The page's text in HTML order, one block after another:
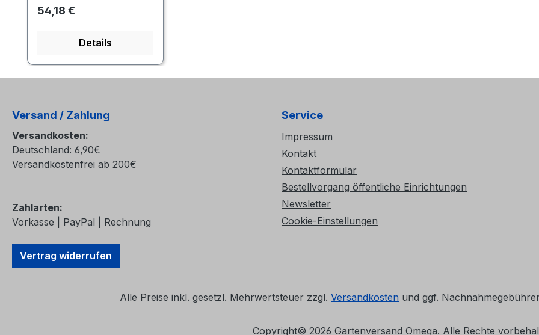
Regulärer Preis:
54,18 €
Details
Versand / Zahlung
Versandkosten:
Deutschland: 6,90€
Versandkostenfrei ab 200€
Zahlarten:
Vorkasse | PayPal | Rechnung
Vertrag widerrufen
Service
Impressum
Kontakt
Kontaktformular
Bestellvorgang öffentliche Einrichtungen
Newsletter
Cookie-Einstellungen
Alle Preise inkl. gesetzl. Mehrwertsteuer zzgl. Versandkosten und ggf.
Copyright© 2026 Gartenversand Omega. Alle Rechte